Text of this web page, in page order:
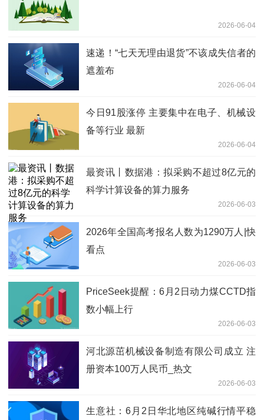
2026-06-04
速递！“七天无理由退货”不该成失信者的
遮羞布
2026-06-04
今日91股涨停 主要集中在电子、机械设
备等行业 最新
2026-06-04
最资讯丨数据港：拟采购不超过8亿元的
科学计算设备的算力服务
2026-06-03
2026年全国高考报名人数为1290万人|快
看点
2026-06-03
PriceSeek提醒：6月2日动力煤CCTD指
数小幅上行
2026-06-03
河北源茁机械设备制造有限公司成立 注
册资本100万人民币_热文
2026-06-03
生意社：6月2日华北地区纯碱行情平稳